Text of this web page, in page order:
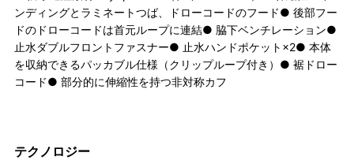
ンディングとラミネートつば、ドローコードのフード● 後部フー
ドのドローコードは首元ループに連結● 脇下ベンチレーション●
止水ダブルフロントファスナー● 止水ハンドポケット×2● 本体
を収納できるパッカブル仕様（クリップループ付き）● 裾ドロー
コード● 部分的に伸縮性を持つ非対称カフ
テクノロジー